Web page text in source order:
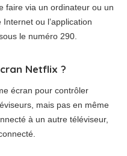
faire via un ordinateur ou un
ou l’application
le numéro 290.
Netflix ?
écran pour contrôler
mais pas en même
à un autre téléviseur,